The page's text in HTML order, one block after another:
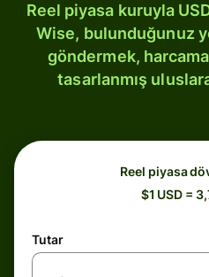
Reel piyasa kuruyla
Wise, bulunduğunuz
göndermek,
tasarlanmış
Reel piyasa
$1 USD =
Tutar